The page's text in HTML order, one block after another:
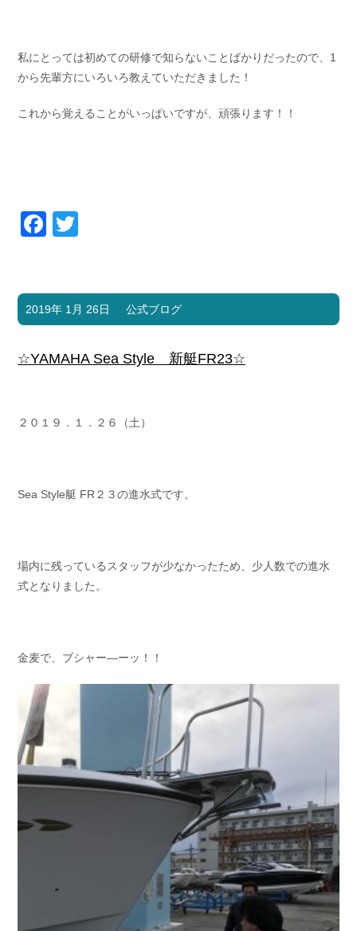
私にとっては初めての研修で知らないことばかりだったので、1
から先輩方にいろいろ教えていただきました！
これから覚えることがいっぱいですが、頑張ります！！
Facebook
2019年 1月 26日 公式ブログ
☆YAMAHA Sea Style 新艇FR23☆
２０１９．１．２６（土）
Sea Style艇 FR２３の進水式です。
場内に残っているスタッフが少なかったため、少人数での進水
式となりました。
金麦で、ブシャー—ーッ！！